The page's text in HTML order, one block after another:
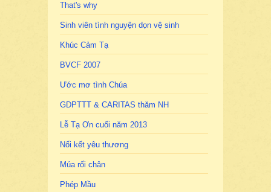
That's why
Sinh viên tình nguyện dọn vệ sinh
Khúc Cảm Tạ
BVCF 2007
Ước mơ tình Chúa
GDPTTT & CARITAS thăm NH
Lễ Tạ Ơn cuối năm 2013
Nối kết yêu thương
Múa rối chân
Phép Mầu